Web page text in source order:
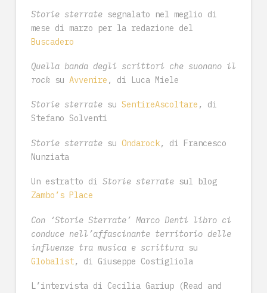
Storie sterratesegnalato nel meglio di
mese di marzo per la redazione del
Buscadero
Quella banda degli scrittori che suonano il
rocksu Avvenire , di Luca Miele
Storie sterratesu SentireAscoltare , di
Stefano Solventi
Storie sterratesu Ondarock, di Francesco
Nunziata
Un estratto di Storie sterratesul blog
Zambo’s Place
Con ‘Storie Sterrate’ Marco Denti libro ci
conduce nell’affascinante territorio delle
influenze tra musica e scritturasu
Globalist, di Giuseppe Costigliola
L’intervista di Cecilia Gariup (Read and